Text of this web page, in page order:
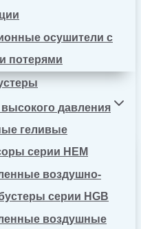
осушители с
потерями
давления
геливые
серии HEM
воздушно-
серии HGB
воздушные